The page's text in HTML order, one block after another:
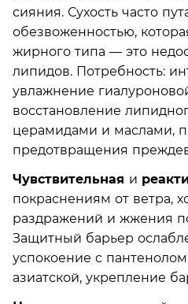
сияния. Сухость часто
обезвоженностью,
жирного типа — это
липидов. Потребность:
увлажнение
восстановление
церамидами и маслами,
предотвращения
Чувствительная и
покраснениям от ветра,
раздражений и жжения
Защитный барьер
успокоение с
азиатской, укрепление